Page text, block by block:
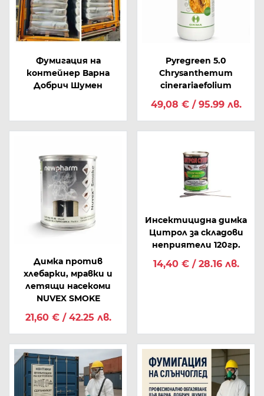
Фумигация на
контейнер Варна
Добрич Шумен
Pyregreen 5.0
Chrysanthemum
cinerariaefolium
49,08 € / 95.99 лв.
Димка против
хлебарки, мравки и
летящи насекоми
NUVEX SMOKE
21,60 € / 42.25 лв.
Инсектицидна димка
Цитрол за складови
неприятели 120гр.
14,40 € / 28.16 лв.